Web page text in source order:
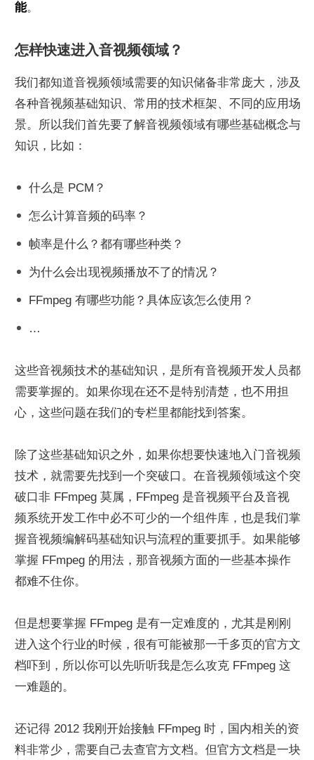
能。
怎样快速进入音视频领域？
我们都知道音视频领域需要的知识储备非常庞大，涉及
各种音视频基础知识、常用的技术框架、不同的应用场
景。所以我们首先要了解音视频领域有哪些基础概念与
知识，比如：
什么是 PCM？
怎么计算音频的码率？
帧率是什么？都有哪些种类？
为什么会出现视频播放不了的情况？
FFmpeg 有哪些功能？具体应该怎么使用？
…
这些音视频技术的基础知识，是所有音视频开发人员都
需要掌握的。如果你现在还不是特别清楚，也不用担
心，这些问题在我们的专栏里都能找到答案。
除了这些基础知识之外，如果你想要快速地入门音视频
技术，就需要先找到一个突破口。在音视频领域这个突
破口非 FFmpeg 莫属，FFmpeg 是音视频平台及音视
频系统开发工作中必不可少的一个组件库，也是我们掌
握音视频编解码基础知识与流程的重要抓手。如果能够
掌握 FFmpeg 的用法，那音视频方面的一些基本操作
都难不住你。
但是想要掌握 FFmpeg 是有一定难度的，尤其是刚刚
进入这个行业的时候，很有可能被那一千多页的官方文
档吓到，所以你可以先听听我是怎么攻克 FFmpeg 这
一难题的。
还记得 2012 我刚开始接触 FFmpeg 时，国内相关的资
料非常少，需要自己去查官方文档。但官方文档是一块